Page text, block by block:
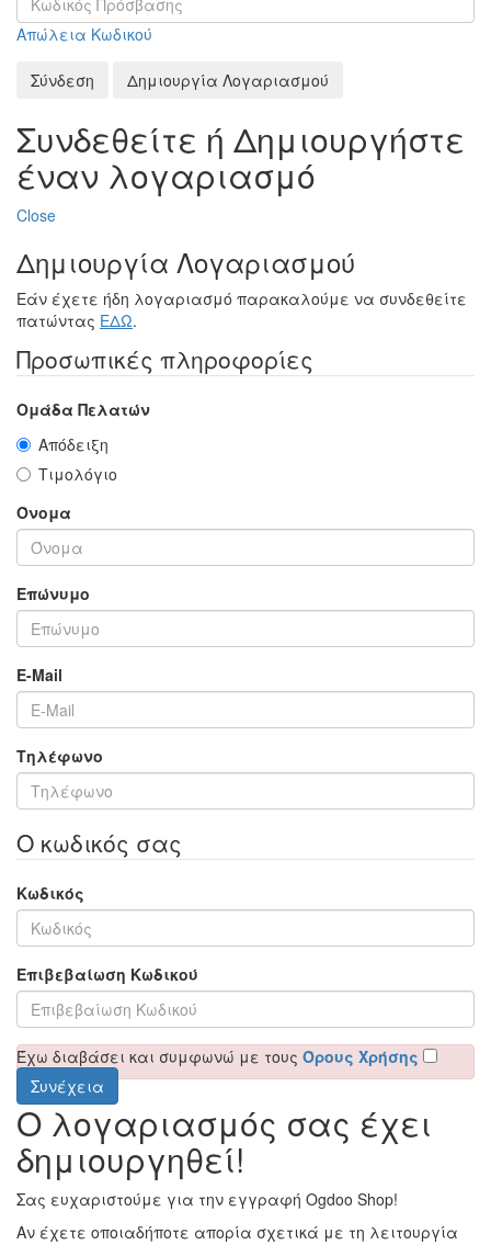
Απώλεια Κωδικού
Σύνδεση Δημιουργία Λογαριασμού
Συνδεθείτε ή Δημιουργήστε
έναν λογαριασμό
Close
Δημιουργία Λογαριασμού
Εάν έχετε ήδη λογαριασμό παρακαλούμε να συνδεθείτε
πατώντας ΕΔΩ.
Προσωπικές πληροφορίες
Ομάδα Πελατών
Απόδειξη
Τιμολόγιο
Όνομα
Επώνυμο
E-Mail
Τηλέφωνο
Ο κωδικός σας
Κωδικός
Επιβεβαίωση Κωδικού
Έχω διαβάσει και συμφωνώ με τους Όρους Χρήσης
Ο λογαριασμός σας έχει
δημιουργηθεί!
Σας ευχαριστούμε για την εγγραφή Ogdoo Shop!
Αν έχετε οποιαδήποτε απορία σχετικά με τη λειτουργία